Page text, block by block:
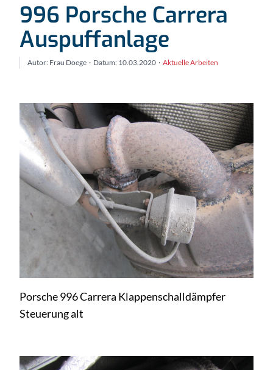
996 Porsche Carrera
Auspuffanlage
Autor: Frau Doege · Datum: 10.03.2020 · Aktuelle Arbeiten
Porsche 996 Carrera Klappenschalldämpfer
Steuerung alt